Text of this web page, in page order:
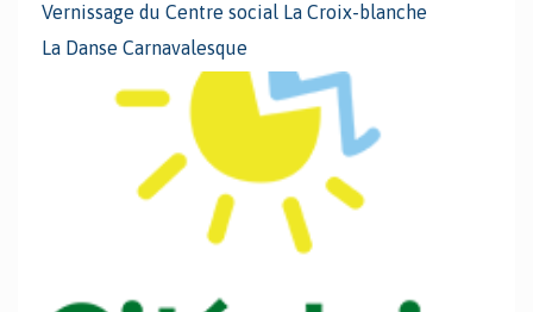
Vernissage du Centre social La Croix-blanche
La Danse Carnavalesque